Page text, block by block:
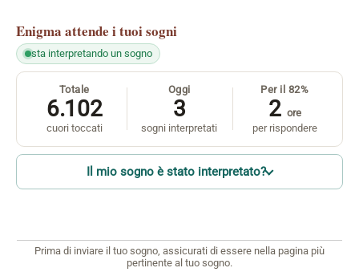
Enigma attende i tuoi sogni
sta interpretando un sogno
Totale
6.102
cuori toccati
Oggi
3
sogni interpretati
Per il 82%
2 ore
per rispondere
Il mio sogno è stato interpretato?
Prima di inviare il tuo sogno, assicurati di essere nella pagina più
pertinente al tuo sogno.